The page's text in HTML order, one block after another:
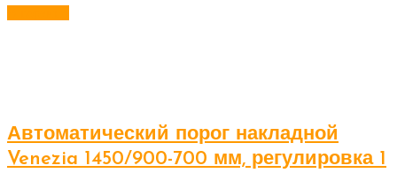
Автоматический порог накладной
Venezia 1450/900-700 мм, регулировка 1